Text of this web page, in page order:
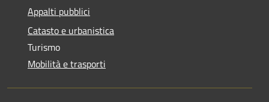
Appalti pubblici
Catasto e urbanistica
Turismo
Mobilità e trasporti